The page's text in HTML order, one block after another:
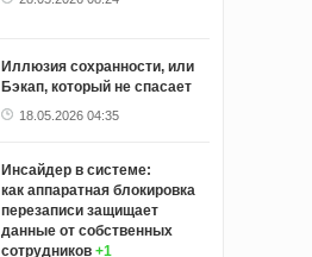
Иллюзия сохранности, или
Бэкап, который не спасает
18.05.2026 04:35
Инсайдер в системе:
как аппаратная блокировка
перезаписи защищает
данные от собственных
сотрудников +1